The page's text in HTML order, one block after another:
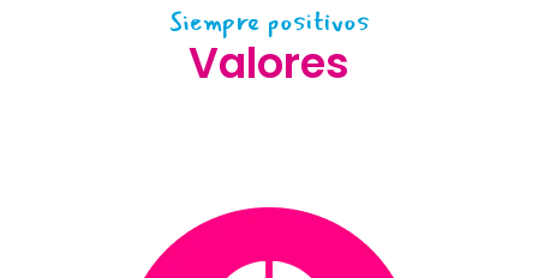
Siempre positivos
Valores